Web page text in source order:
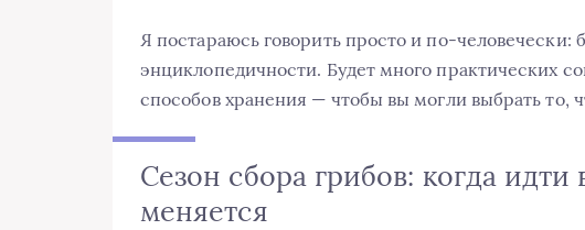
Я постараюсь говорить просто и по-человечески:
энциклопедичности. Будет много практических
способов хранения — чтобы вы могли выбрать то,
Сезон сбора грибов: когда
меняется